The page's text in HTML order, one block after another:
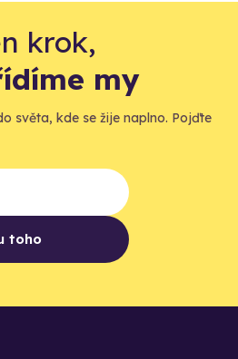
krok,
my
světa, kde se žije naplno. Pojďte
toho